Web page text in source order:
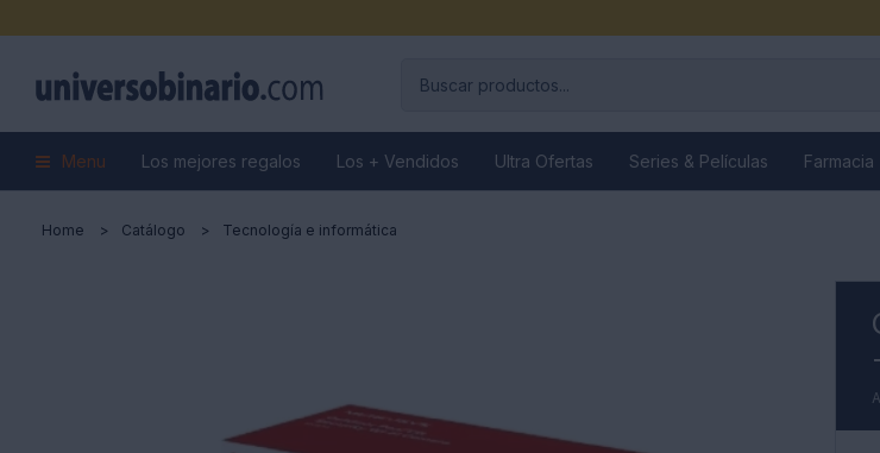
Menu Los mejores regalos Los + Vendidos Ultra Ofertas Series & Películas Farmacia
Home Catálogo Tecnología e informática